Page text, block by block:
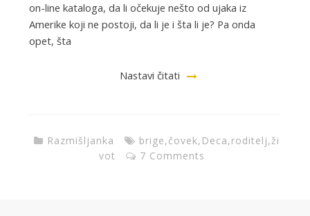
on-line kataloga, da li očekuje nešto od ujaka iz
Amerike koji ne postoji, da li je i šta li je? Pa onda
opet, šta
Nastavi čitati
Razmišljanka brige,čovek, Deca,roditelj,ži
vot
7 Comments